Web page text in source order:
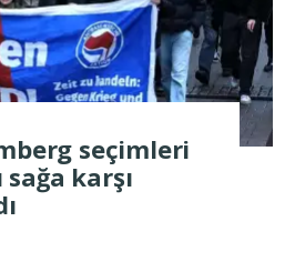
seçimleri
sağa karşı